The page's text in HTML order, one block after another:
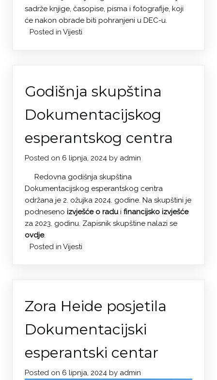
sadrže knjige, časopise, pisma i fotografije, koji
će nakon obrade biti pohranjeni u DEC-u.
Posted in Vijesti
Godišnja skupština
Dokumentacijskog
esperantskog centra
Posted on 6 lipnja, 2024 by admin
Redovna godišnja skupština
Dokumentacijskog esperantskog centra
održana je 2. ožujka 2024. godine. Na skupštini je
podneseno izvješće o radu i financijsko izvješće
za 2023. godinu. Zapisnik skupštine nalazi se
ovdje.
Posted in Vijesti
Zora Heide posjetila
Dokumentacijski
esperantski centar
Posted on 6 lipnja, 2024 by admin